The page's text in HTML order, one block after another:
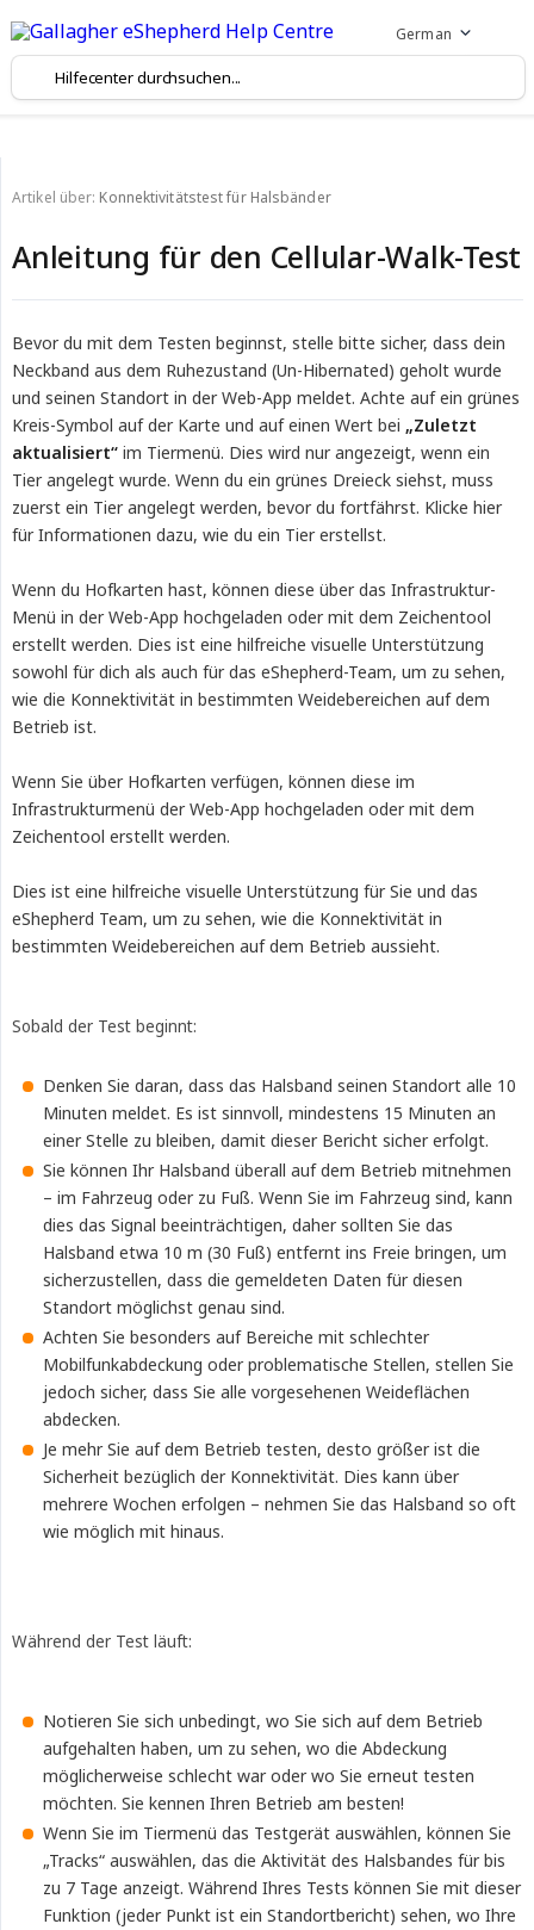
German
Artikel über: Konnektivitätstest für Halsbänder
Anleitung für den Cellular-Walk-Test
Bevor du mit dem Testen beginnst, stelle bitte sicher, dass dein
Neckband aus dem Ruhezustand (Un-Hibernated) geholt wurde
und seinen Standort in der Web-App meldet. Achte auf ein grünes
Kreis-Symbol auf der Karte und auf einen Wert bei „Zuletzt
aktualisiert“ im Tiermenü. Dies wird nur angezeigt, wenn ein
Tier angelegt wurde. Wenn du ein grünes Dreieck siehst, muss
zuerst ein Tier angelegt werden, bevor du fortfährst. Klicke hier
für Informationen dazu, wie du ein Tier erstellst.
Wenn du Hofkarten hast, können diese über das Infrastruktur-
Menü in der Web-App hochgeladen oder mit dem Zeichentool
erstellt werden. Dies ist eine hilfreiche visuelle Unterstützung
sowohl für dich als auch für das eShepherd-Team, um zu sehen,
wie die Konnektivität in bestimmten Weidebereichen auf dem
Betrieb ist.
Wenn Sie über Hofkarten verfügen, können diese im
Infrastrukturmenü der Web-App hochgeladen oder mit dem
Zeichentool erstellt werden.
Dies ist eine hilfreiche visuelle Unterstützung für Sie und das
eShepherd Team, um zu sehen, wie die Konnektivität in
bestimmten Weidebereichen auf dem Betrieb aussieht.
Sobald der Test beginnt:
Denken Sie daran, dass das Halsband seinen Standort alle 10
Minuten meldet. Es ist sinnvoll, mindestens 15 Minuten an
einer Stelle zu bleiben, damit dieser Bericht sicher erfolgt.
Sie können Ihr Halsband überall auf dem Betrieb mitnehmen
– im Fahrzeug oder zu Fuß. Wenn Sie im Fahrzeug sind, kann
dies das Signal beeinträchtigen, daher sollten Sie das
Halsband etwa 10 m (30 Fuß) entfernt ins Freie bringen, um
sicherzustellen, dass die gemeldeten Daten für diesen
Standort möglichst genau sind.
Achten Sie besonders auf Bereiche mit schlechter
Mobilfunkabdeckung oder problematische Stellen, stellen Sie
jedoch sicher, dass Sie alle vorgesehenen Weideflächen
abdecken.
Je mehr Sie auf dem Betrieb testen, desto größer ist die
Sicherheit bezüglich der Konnektivität. Dies kann über
mehrere Wochen erfolgen – nehmen Sie das Halsband so oft
wie möglich mit hinaus.
Während der Test läuft:
Notieren Sie sich unbedingt, wo Sie sich auf dem Betrieb
aufgehalten haben, um zu sehen, wo die Abdeckung
möglicherweise schlecht war oder wo Sie erneut testen
möchten. Sie kennen Ihren Betrieb am besten!
Wenn Sie im Tiermenü das Testgerät auswählen, können Sie
„Tracks“ auswählen, das die Aktivität des Halsbandes für bis
zu 7 Tage anzeigt. Während Ihres Tests können Sie mit dieser
Funktion (jeder Punkt ist ein Standortbericht) sehen, wo Ihre